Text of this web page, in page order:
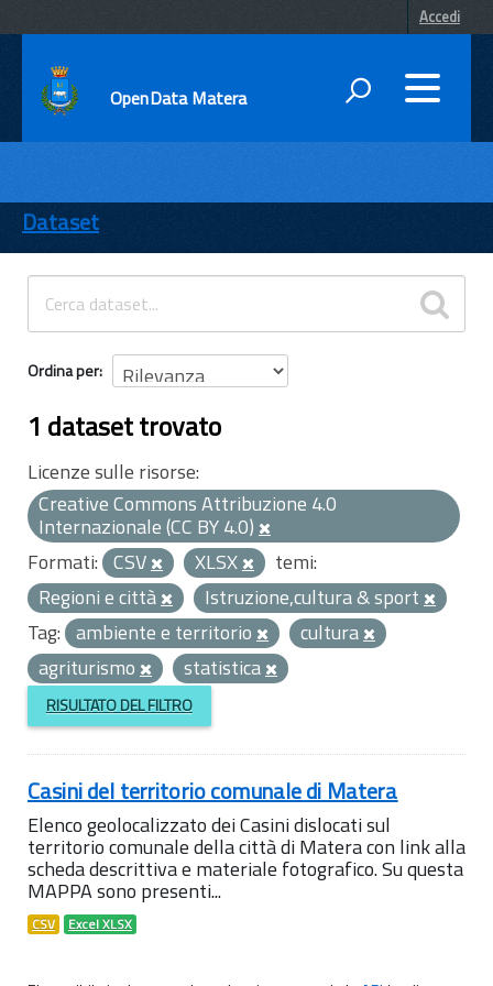
Accedi
OpenData Matera
ENTI
TEMI
INFORMAZIONI
Dataset
Ordina per
1 dataset trovato
Licenze sulle risorse:
Creative Commons Attribuzione 4.0
Internazionale (CC BY 4.0)
Formati: CSV XLSX
temi:
Regioni e città
Istruzione,cultura & sport
Tag: ambiente e territorio
cultura
agriturismo
statistica
RISULTATO DEL FILTRO
Casini del territorio comunale di Matera
Elenco geolocalizzato dei Casini dislocati sul
territorio comunale della città di Matera con link alla
scheda descrittiva e materiale fotografico. Su questa
MAPPA sono presenti...
CSV Excel XLSX